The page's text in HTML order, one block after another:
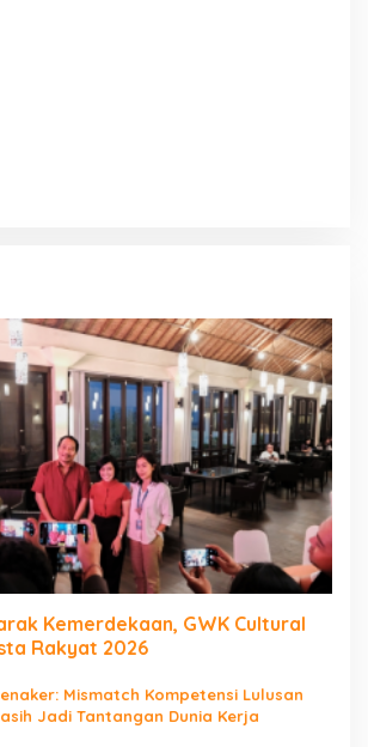
Kemerdekaan, GWK Cultural
Rakyat 2026
Mismatch Kompetensi Lulusan
Jadi Tantangan Dunia Kerja